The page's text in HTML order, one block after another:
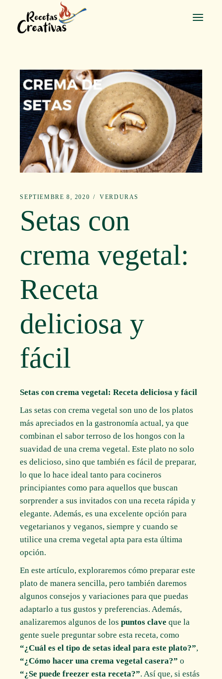
contenido
SEPTIEMBRE 8, 2020 VERDURAS
Setas con
crema vegetal:
Receta
deliciosa y
fácil
Setas con crema vegetal: Receta deliciosa y fácil
Las setas con crema vegetal son uno de los platos
más apreciados en la gastronomía actual, ya que
combinan el sabor terroso de los hongos con la
suavidad de una crema vegetal. Este plato no solo
es delicioso, sino que también es fácil de preparar,
lo que lo hace ideal tanto para cocineros
principiantes como para aquellos que buscan
sorprender a sus invitados con una receta rápida y
elegante. Además, es una excelente opción para
vegetarianos y veganos, siempre y cuando se
utilice una crema vegetal apta para esta última
opción.
En este artículo, exploraremos cómo preparar este
plato de manera sencilla, pero también daremos
algunos consejos y variaciones para que puedas
adaptarlo a tus gustos y preferencias. Además,
analizaremos algunos de lospuntos clave que la
gente suele preguntar sobre esta receta, como
“¿Cuál es el tipo de setas ideal para este plato?”,
“¿Cómo hacer una crema vegetal casera?” o
“¿Se puede freezer esta receta?”. Así que, si estás